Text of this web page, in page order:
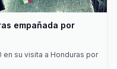
empañada por
su visita a Honduras por